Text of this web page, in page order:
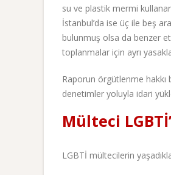
su ve plastik mermi
İstanbul’da ise üç ile beş
bulunmuş olsa da benzer
toplanmalar için ayrı
Raporun örgütlenme hakkı
denetimler yoluyla idari
Mülteci
LGBTİ mültecilerin